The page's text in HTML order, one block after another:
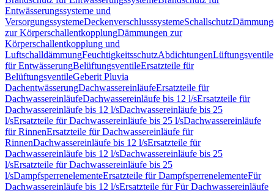
Entwässerungssysteme und
VersorgungssystemeDeckenverschlusssystemeSchallschutz
zur KörperschallentkopplungDämmungen zur
Körperschallentkopplung und
LuftschalldämmungFeuchtigkeitsschutzAbdichtungenLüftungsventile
für EntwässerungBelüftungsventileErsatzteile für
BelüftungsventileGeberit Pluvia
DachentwässerungDachwassereinläufeErsatzteile für
DachwassereinläufeDachwassereinläufe bis 12 l/sErsatzteile für
Dachwassereinläufe bis 12 l/sDachwassereinläufe bis 25
l/sErsatzteile für Dachwassereinläufe bis 25 l/sDachwassereinläufe
für RinnenErsatzteile für Dachwassereinläufe für
RinnenDachwassereinläufe bis 12 l/sErsatzteile für
Dachwassereinläufe bis 12 l/sDachwassereinläufe bis 25
l/sErsatzteile für Dachwassereinläufe bis 25
l/sDampfsperrenelementeErsatzteile für DampfsperrenelementeFür
Dachwassereinläufe bis 12 l/sErsatzteile für Für Dachwassereinläufe